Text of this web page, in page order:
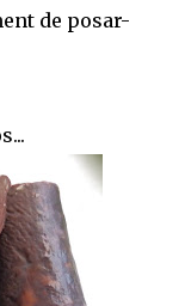
de posar-